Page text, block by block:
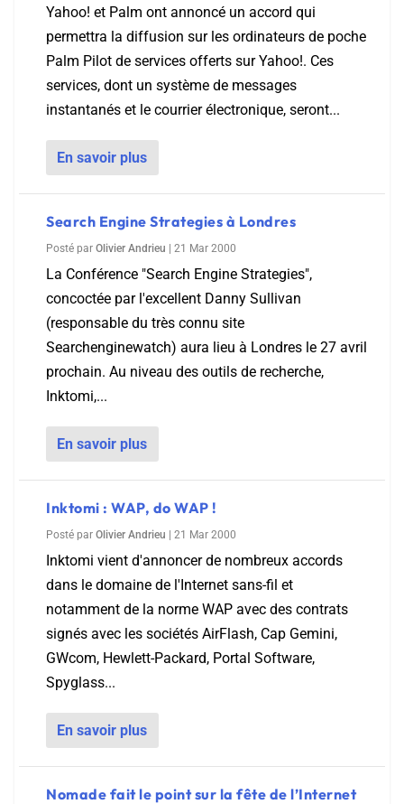
Yahoo! et Palm ont annoncé un accord qui
permettra la diffusion sur les ordinateurs de poche
Palm Pilot de services offerts sur Yahoo!. Ces
services, dont un système de messages
instantanés et le courrier électronique, seront...
En savoir plus
Search Engine Strategies à Londres
Posté par Olivier Andrieu 21 Mar 2000
La Conférence "Search Engine Strategies",
concoctée par l'excellent Danny Sullivan
(responsable du très connu site
Searchenginewatch) aura lieu à Londres le 27 avril
prochain. Au niveau des outils de recherche,
Inktomi,...
En savoir plus
Inktomi : WAP, do WAP !
Posté par Olivier Andrieu 21 Mar 2000
Inktomi vient d'annoncer de nombreux accords
dans le domaine de l'Internet sans-fil et
notamment de la norme WAP avec des contrats
signés avec les sociétés AirFlash, Cap Gemini,
GWcom, Hewlett-Packard, Portal Software,
Spyglass...
En savoir plus
Nomade fait le point sur la fête de l’Internet